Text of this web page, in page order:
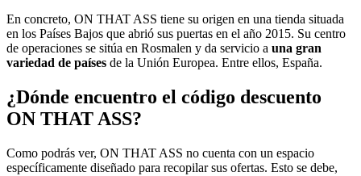
En concreto, ON THAT ASS tiene su origen en una tienda situada
en los Países Bajos que abrió sus puertas en el año 2015. Su centro
de operaciones se sitúa en Rosmalen y da servicio a una gran
variedad de países de la Unión Europea. Entre ellos, España.
¿Dónde encuentro el código descuento
ON THAT ASS?
Como podrás ver, ON THAT ASS no cuenta con un espacio
específicamente diseñado para recopilar sus ofertas. Esto se debe,